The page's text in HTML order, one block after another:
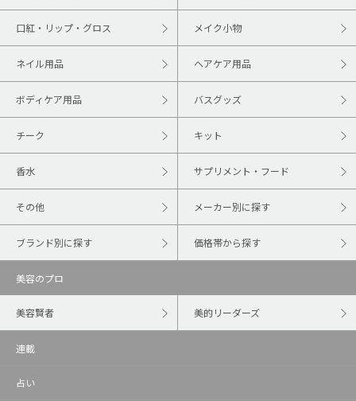
口紅・リップ・グロス メイク小物
ネイル用品 ヘアケア用品
ボディケア用品 バスグッズ
チーク キット
香水 サプリメント・フード
その他 メーカー別に探す
ブランド別に探す 価格帯から探す
美容のプロ
美容賢者 美的リーダーズ
連載
占い